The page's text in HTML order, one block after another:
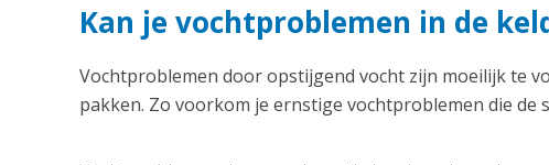
Kan je vochtproblemen in de
Vochtproblemen door opstijgend vocht zijn moeilijk te
pakken. Zo voorkom je ernstige vochtproblemen die